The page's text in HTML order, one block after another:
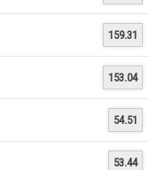
159.31
153.04
54.51
53.44